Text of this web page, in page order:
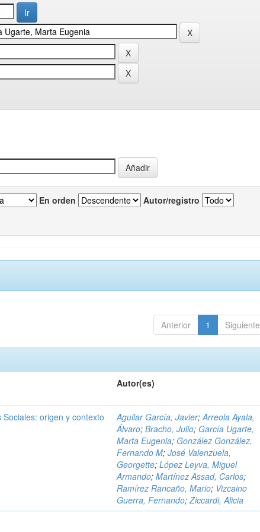
En orden Autor/registro
Anterior 1 Siguiente
Autor(es)
origen y contexto
Aguilar García, Javier;Arreola Ayala,
Álvaro;Bracho, Julio; García Ugarte,
Marta Eugenia; González González,
Fernando M;José Valenzuela,
Georgette;López Leyva, Miguel
Armando;Martínez Assad, Carlos;
Ramírez Rancaño, Mario; Vizcaino
Guerra, Fernando;Ziccardi, Alicia